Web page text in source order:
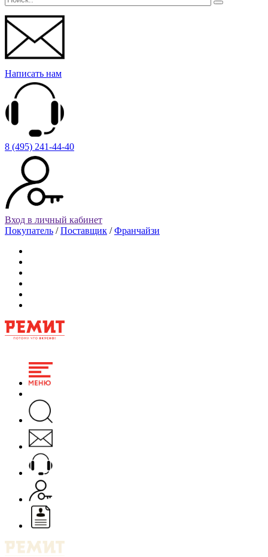
Написать нам
8 (495) 241-44-40
Вход в личный кабинет
Покупатель /Поставщик /Франчайзи